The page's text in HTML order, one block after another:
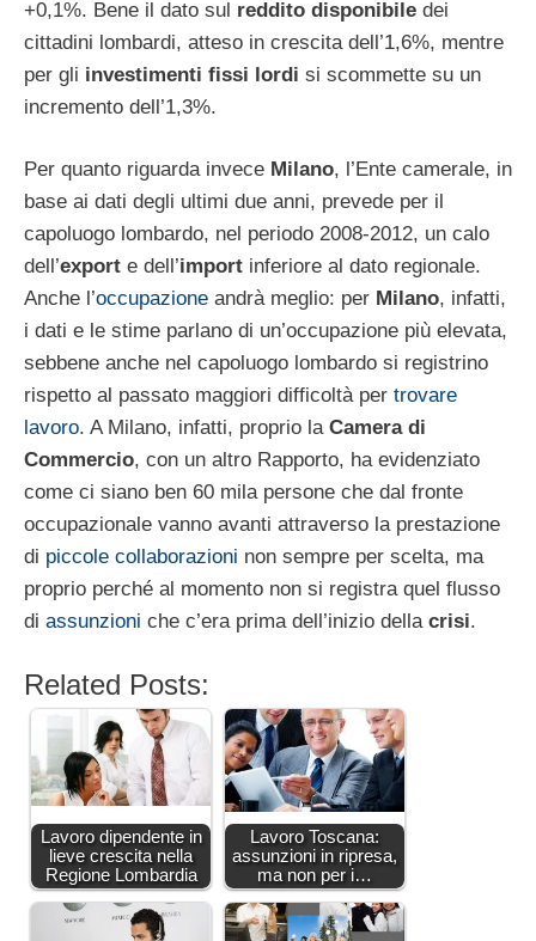
+0,1%. Bene il dato sul reddito disponibile dei
cittadini lombardi, atteso in crescita dell’1,6%, mentre
per gli investimenti fissi lordi si scommette su un
incremento dell’1,3%.
Per quanto riguarda invece Milano, l’Ente camerale, in
base ai dati degli ultimi due anni, prevede per il
capoluogo lombardo, nel periodo 2008-2012, un calo
dell’export e dell’import inferiore al dato regionale.
Anche l’occupazione andrà meglio: per Milano, infatti,
i dati e le stime parlano di un’occupazione più elevata,
sebbene anche nel capoluogo lombardo si registrino
rispetto al passato maggiori difficoltà per trovare
lavoro. A Milano, infatti, proprio la Camera di
Commercio, con un altro Rapporto, ha evidenziato
come ci siano ben 60 mila persone che dal fronte
occupazionale vanno avanti attraverso la prestazione
di piccole collaborazioni non sempre per scelta, ma
proprio perché al momento non si registra quel flusso
di assunzioni che c’era prima dell’inizio della crisi.
Related Posts:
Lavoro dipendente in
lieve crescita nella
Regione Lombardia
Lavoro Toscana:
assunzioni in ripresa,
ma non per i…